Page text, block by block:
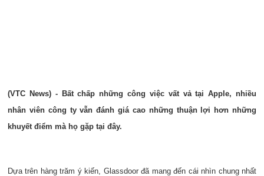
(VTC News) - Bất chấp những công việc vất vả tại Apple, nhiều
nhân viên công ty vẫn đánh giá cao những thuận lợi hơn những
khuyết điểm mà họ gặp tại đây.
Dựa trên hàng trăm ý kiến, Glassdoor đã mang đến cái nhìn chung nhất